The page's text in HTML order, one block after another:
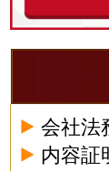
会社法
内容証